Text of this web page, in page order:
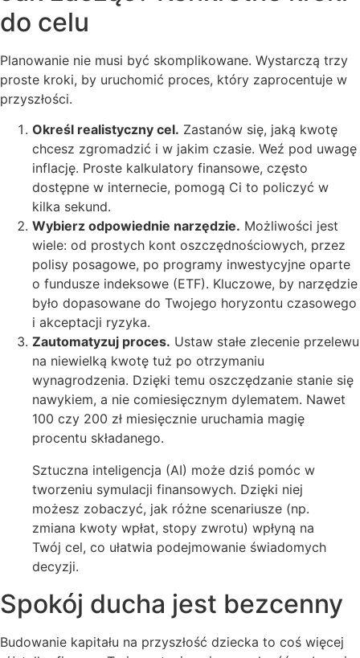
do celu
Planowanie nie musi być skomplikowane. Wystarczą trzy
proste kroki, by uruchomić proces, który zaprocentuje w
przyszłości.
Określ realistyczny cel. Zastanów się, jaką kwotę
chcesz zgromadzić i w jakim czasie. Weź pod uwagę
inflację. Proste kalkulatory finansowe, często
dostępne w internecie, pomogą Ci to policzyć w
kilka sekund.
Wybierz odpowiednie narzędzie. Możliwości jest
wiele: od prostych kont oszczędnościowych, przez
polisy posagowe, po programy inwestycyjne oparte
o fundusze indeksowe (ETF). Kluczowe, by narzędzie
było dopasowane do Twojego horyzontu czasowego
i akceptacji ryzyka.
Zautomatyzuj proces. Ustaw stałe zlecenie przelewu
na niewielką kwotę tuż po otrzymaniu
wynagrodzenia. Dzięki temu oszczędzanie stanie się
nawykiem, a nie comiesięcznym dylematem. Nawet
100 czy 200 zł miesięcznie uruchamia magię
procentu składanego.
Sztuczna inteligencja (AI) może dziś pomóc w
tworzeniu symulacji finansowych. Dzięki niej
możesz zobaczyć, jak różne scenariusze (np.
zmiana kwoty wpłat, stopy zwrotu) wpłyną na
Twój cel, co ułatwia podejmowanie świadomych
decyzji.
Spokój ducha jest bezcenny
Budowanie kapitału na przyszłość dziecka to coś więcej